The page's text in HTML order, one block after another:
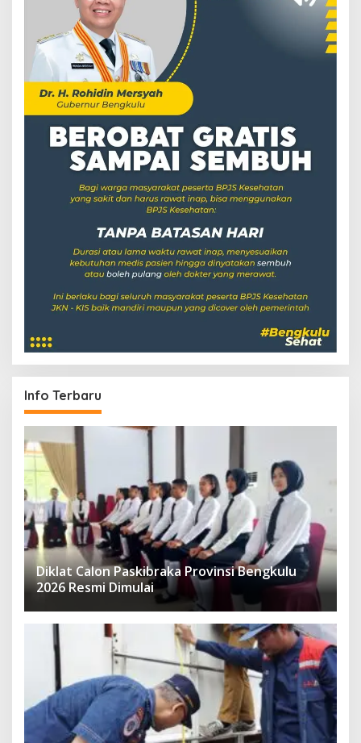
Info Terbaru
Diklat Calon Paskibraka Provinsi Bengkulu
2026 Resmi Dimulai